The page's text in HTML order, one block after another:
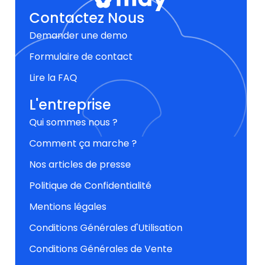
Contactez Nous
Demander une demo
Formulaire de contact
Lire la FAQ
L'entreprise
Qui sommes nous ?
Comment ça marche ?
Nos articles de presse
Politique de Confidentialité
Mentions légales
Conditions Générales d'Utilisation
Conditions Générales de Vente